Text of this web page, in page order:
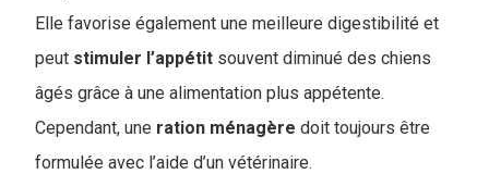
Elle favorise également une meilleure digestibilité et
peut stimuler l’appétit souvent diminué des chiens
âgés grâce à une alimentation plus appétente.
Cependant, une ration ménagère doit toujours être
formulée avec l’aide d’un vétérinaire.